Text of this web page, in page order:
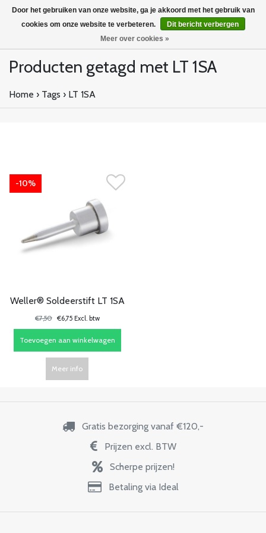
Producten getagd met LT 1SA
Home › Tags › LT 1SA
-10%
Weller® Soldeerstift LT 1SA
€7,50 €6,75 Excl. btw
Toevoegen aan winkelwagen
Meer info
Gratis bezorging vanaf €120,-
Prijzen excl. BTW
Scherpe prijzen!
Betaling via Ideal
Door het gebruiken van onze website, ga je akkoord met het gebruik van
cookies om onze website te verbeteren.
Dit bericht verbergen
Meer over cookies »